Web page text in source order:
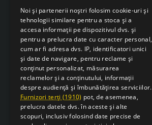
Noi și partenerii noștri folosim cookie-uri și
tehnologii similare pentru a stoca și a
accesa informații pe dispozitivul dvs. și
pentru a prelucra date cu caracter personal,
cum ar fi adresa dvs. IP, identificatori unici
și date de navigare, pentru reclame și
conținut personalizat, măsurarea
reclamelor și a conținutului, informații
despre audiență și îmbunătățirea serviciilor.
Furnizori terți (1910) pot, de asemenea,
prelucra datele dvs. în aceste și alte
scopuri, inclusiv folosind date precise de